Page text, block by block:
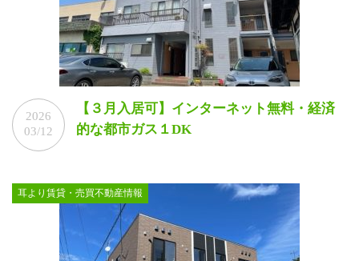
2026
03/12
【３月入居可】インターネット無料・経済
的な都市ガス１DK
耳より賃貸・売買不動産情報